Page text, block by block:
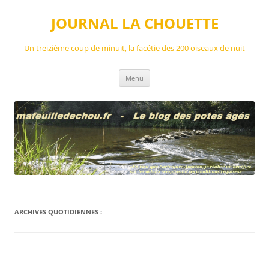
JOURNAL LA CHOUETTE
Un treizième coup de minuit, la facétie des 200 oiseaux de nuit
Menu
ARCHIVES QUOTIDIENNES :